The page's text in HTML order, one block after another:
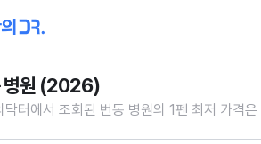
병원 (2026)
닥터에서 조회된 번동 병원의 1펜 최저 가격